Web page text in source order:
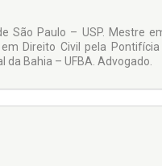
Editora e o
de cunhar espaço nesse
Direito. Para tal mister,
um grupo seleto de
com sua característica
São Paulo – USP. Mestre
Direito Civil pela
da Bahia – UFBA. Advogado.